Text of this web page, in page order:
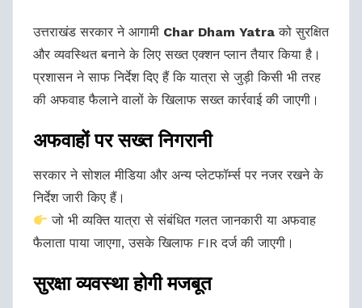
उत्तराखंड सरकार ने आगामी Char Dham Yatra को सुरक्षित
और व्यवस्थित बनाने के लिए सख्त एक्शन प्लान तैयार किया है।
प्रशासन ने साफ निर्देश दिए हैं कि यात्रा से जुड़ी किसी भी तरह
की अफवाह फैलाने वालों के खिलाफ सख्त कार्रवाई की जाएगी।
अफवाहों पर सख्त निगरानी
सरकार ने सोशल मीडिया और अन्य प्लेटफॉर्म्स पर नजर रखने के
निर्देश जारी किए हैं।
जो भी व्यक्ति यात्रा से संबंधित गलत जानकारी या अफवाह
फैलाता पाया जाएगा, उसके खिलाफ FIR दर्ज की जाएगी।
सुरक्षा व्यवस्था होगी मजबूत